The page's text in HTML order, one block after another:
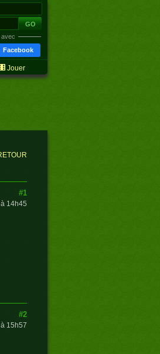
Facebook
Jouer
#1
14h45
#2
15h57